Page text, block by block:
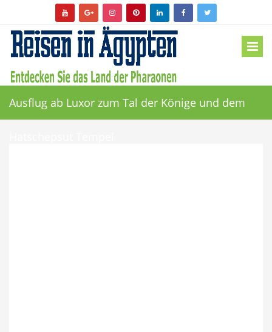
Ausflug ab Luxor zum Tal der Könige und dem